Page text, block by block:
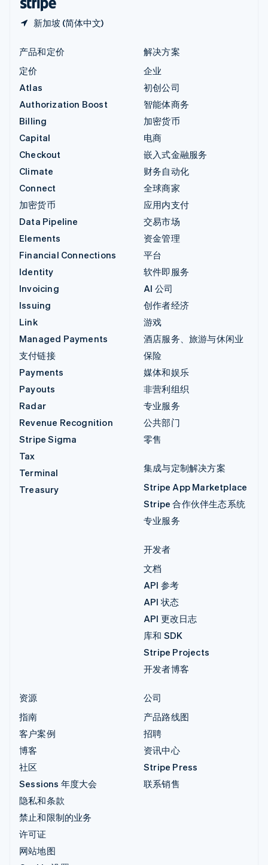
新加坡 (简体中文)
产品和定价
定价
Atlas
Authorization Boost
Billing
Capital
Checkout
Climate
Connect
加密货币
Data Pipeline
Elements
Financial Connections
Identity
Invoicing
Issuing
Link
Managed Payments
支付链接
Payments
Payouts
Radar
Revenue Recognition
Stripe Sigma
Tax
Terminal
Treasury
解决方案
企业
初创公司
智能体商务
加密货币
电商
嵌入式金融服务
财务自动化
全球商家
应用内支付
交易市场
资金管理
平台
软件即服务
AI 公司
创作者经济
游戏
酒店服务、旅游与休闲业
保险
媒体和娱乐
非营利组织
专业服务
公共部门
零售
集成与定制解决方案
Stripe App Marketplace
Stripe 合作伙伴生态系统
专业服务
开发者
文档
API 参考
API 状态
API 更改日志
库和 SDK
Stripe Projects
开发者博客
资源
指南
客户案例
博客
社区
Sessions 年度大会
隐私和条款
禁止和限制的业务
许可证
网站地图
公司
产品路线图
招聘
资讯中心
Stripe Press
联系销售